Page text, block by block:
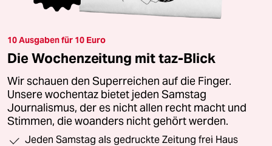
10 Ausgaben für 10 Euro
Die Wochenzeitung mit taz-Blick
Wir schauen den Superreichen auf die Finger.
Unsere wochentaz bietet jeden Samstag
Journalismus, der es nicht allen recht macht und
Stimmen, die woanders nicht gehört werden.
Jeden Samstag als gedruckte Zeitung frei Haus